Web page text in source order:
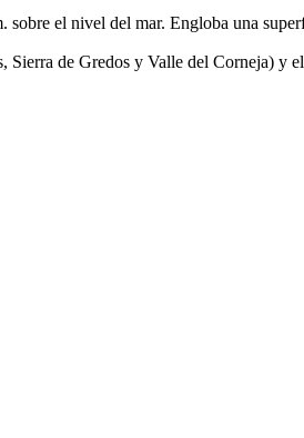
el nivel del mar. Engloba una
de Gredos y Valle del Corneja) y